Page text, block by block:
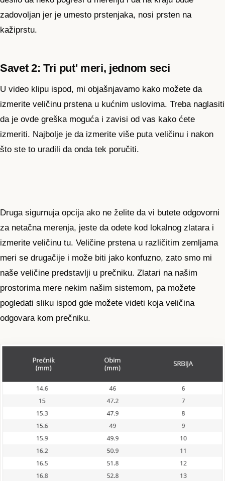
zadovoljan jer je umesto prstenjaka, nosi prsten na
kažiprstu.
Savet 2: Tri put' meri, jednom seci
U video klipu ispod, mi objašnjavamo kako možete da
izmerite veličinu prstena u kućnim uslovima. Treba naglasiti
da je ovde greška moguća i zavisi od vas kako ćete
izmeriti. Najbolje je da izmerite više puta veličinu i nakon
što ste to uradili da onda tek poručiti.
Druga sigurnuja opcija ako ne želite da vi butete odgovorni
za netačna merenja, jeste da odete kod lokalnog zlatara i
izmerite veličinu tu. Veličine prstena u različitim zemljama
meri se drugačije i može biti jako konfuzno, zato smo mi
naše veličine predstavlji u prečniku. Zlatari na našim
prostorima mere nekim našim sistemom, pa možete
pogledati sliku ispod gde možete videti koja veličina
odgovara kom prečniku.